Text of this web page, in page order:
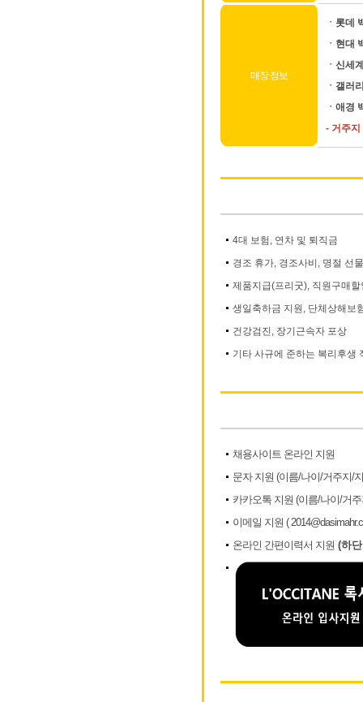
매장 정보
ㆍ롯데
ㆍ현대
ㆍ신세
ㆍ갤러
ㆍ애경
- 거주지
4대 보험, 연차 및 퇴직금
경조 휴가, 경조사비, 명절 선물
제품지급(프리굿), 직원구매
생일축하금 지원, 단체상해보
건강검진, 장기근속자 포상
기타 사규에 준하는 복리후생
채용사이트 온라인 지원
문자 지원 (이름/나이/거주지/
카카오톡 지원 (이름/나이/거
이메일 지원 (
온라인 간편이력서 지원 (하